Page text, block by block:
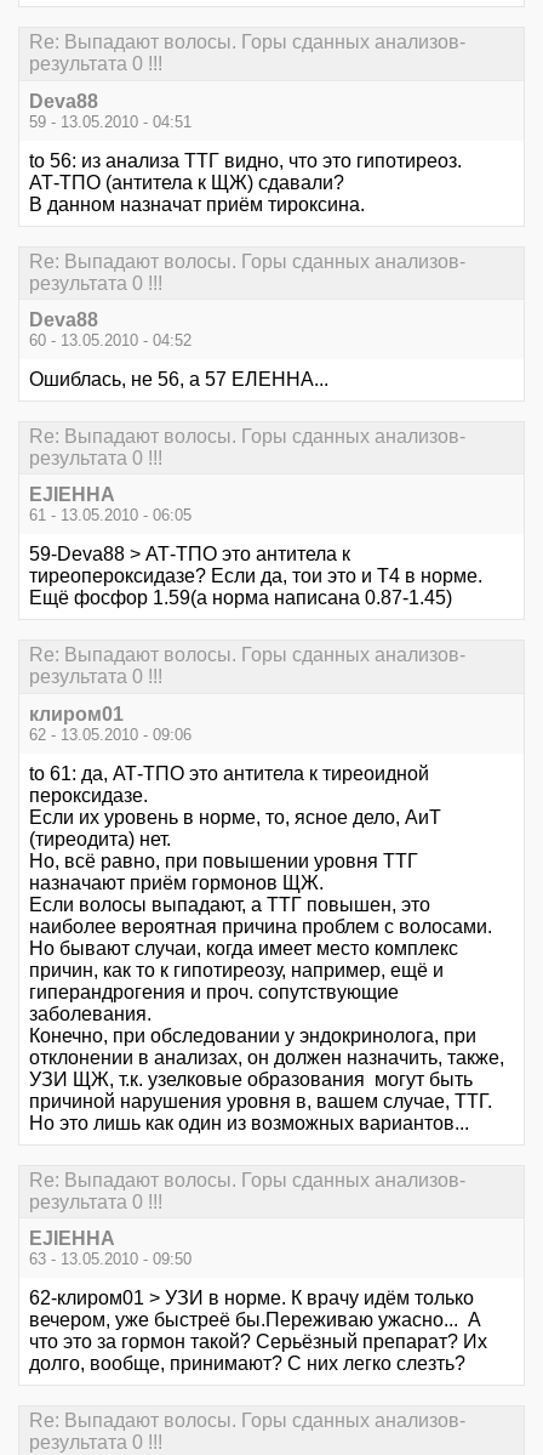
Re: Выпадают волосы. Горы сданных анализов-
результата 0 !!!
Deva88
59 - 13.05.2010 - 04:51
to 56: из анализа ТТГ видно, что это гипотиреоз.
АТ-ТПО (антитела к ЩЖ) сдавали?
В данном назначат приём тироксина.
Re: Выпадают волосы. Горы сданных анализов-
результата 0 !!!
Deva88
60 - 13.05.2010 - 04:52
Ошиблась, не 56, а 57 ЕЛЕННА...
Re: Выпадают волосы. Горы сданных анализов-
результата 0 !!!
EJIEHHA
61 - 13.05.2010 - 06:05
59-Deva88 > АТ-ТПО это антитела к
тиреопероксидазе? Если да, тои это и Т4 в норме.
Ещё фосфор 1.59(а норма написана 0.87-1.45)
Re: Выпадают волосы. Горы сданных анализов-
результата 0 !!!
клиром01
62 - 13.05.2010 - 09:06
to 61: да, АТ-ТПО это антитела к тиреоидной
пероксидазе.
Если их уровень в норме, то, ясное дело, АиТ
(тиреодита) нет.
Но, всё равно, при повышении уровня ТТГ
назначают приём гормонов ЩЖ.
Если волосы выпадают, а ТТГ повышен, это
наиболее вероятная причина проблем с волосами.
Но бывают случаи, когда имеет место комплекс
причин, как то к гипотиреозу, например, ещё и
гиперандрогения и проч. сопутствующие
заболевания.
Конечно, при обследовании у эндокринолога, при
отклонении в анализах, он должен назначить, также,
УЗИ ЩЖ, т.к. узелковые образования могут быть
причиной нарушения уровня в, вашем случае, ТТГ.
Но это лишь как один из возможных вариантов...
Re: Выпадают волосы. Горы сданных анализов-
результата 0 !!!
EJIEHHA
63 - 13.05.2010 - 09:50
62-клиром01 > УЗИ в норме. К врачу идём только
вечером, уже быстреё бы.Переживаю ужасно... А
что это за гормон такой? Серьёзный препарат? Их
долго, вообще, принимают? С них легко слезть?
Re: Выпадают волосы. Горы сданных анализов-
результата 0 !!!